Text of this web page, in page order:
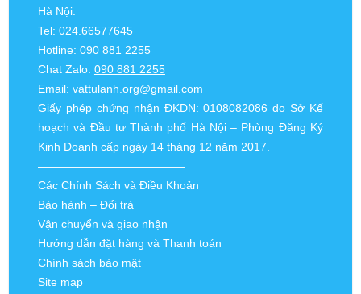
Hà Nội.
Tel: 024.66577645
Hotline: 090 881 2255
Chat Zalo: 090 881 2255
Email: vattulanh.org@gmail.com
Giấy phép chứng nhận ĐKDN: 0108082086 do Sở Kế
hoạch và Đầu tư Thành phố Hà Nội – Phòng Đăng Ký
Kinh Doanh cấp ngày 14 tháng 12 năm 2017.
—————————————
Các Chính Sách và Điều Khoản
Bảo hành – Đổi trả
Vận chuyển và giao nhận
Hướng dẫn đặt hàng và Thanh toán
Chính sách bảo mật
Site map